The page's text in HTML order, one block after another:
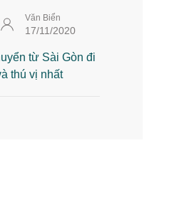
Văn Biển
17/11/2020
từ Sài Gòn đi
thú vị nhất